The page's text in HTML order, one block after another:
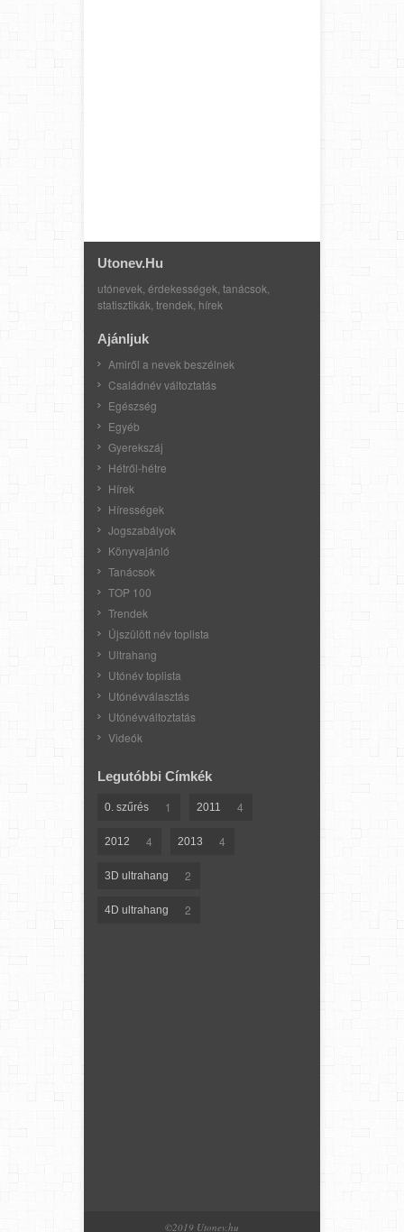
Utonev.hu
utónevek, érdekességek, tanácsok,
statisztikák, trendek, hírek
Ajánljuk
Amiről a nevek beszélnek
Családnév változtatás
Egészség
Egyéb
Gyerekszáj
Hétről-hétre
Hírek
Hírességek
Jogszabályok
Könyvajánló
Tanácsok
TOP 100
Trendek
Újszülött név toplista
Ultrahang
Utónév toplista
Utónévválasztás
Utónévváltoztatás
Videók
Legutóbbi Címkék
0. szűrés 1 2011 4
2012 4 2013 4
3D ultrahang 2
4D ultrahang 2
©2019 Utonev.hu